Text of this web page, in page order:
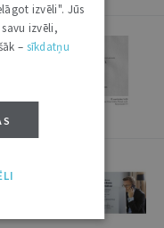
izvēli". Jūs
izvēli,
– sīkdatņu